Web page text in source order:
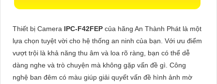
Thiết bị Camera IPC-F42FEP của hãng An Thành Phát là một
lựa chọn tuyệt vời cho hệ thống an ninh của bạn. Với ưu điểm
vượt trội là khả năng thu âm và loa rõ ràng, bạn có thể dễ
dàng nghe và trò chuyện mà không gặp vấn đề gì. Công
nghệ ban đêm có màu giúp giải quyết vấn đề hình ảnh mờ